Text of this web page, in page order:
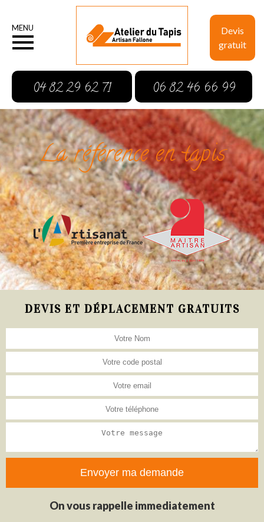
Devis
gratuit
MENU
04 82 29 62 71 06 82 46 66 99
La référence en tapis
DEVIS ET DÉPLACEMENT GRATUITS
On vous rappelle immediatement